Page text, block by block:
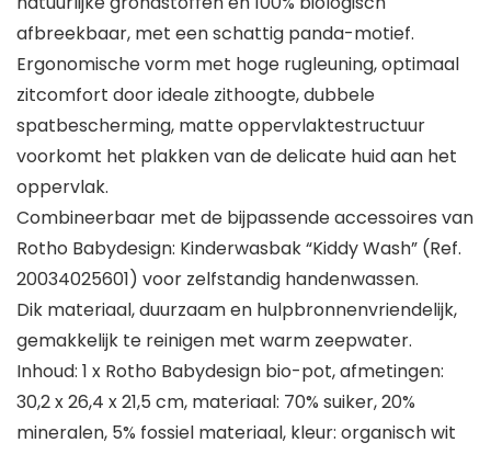
afbreekbaar, met een schattig panda-motief.
Ergonomische vorm met hoge rugleuning, optimaal
zitcomfort door ideale zithoogte, dubbele
spatbescherming, matte oppervlaktestructuur
voorkomt het plakken van de delicate huid aan het
oppervlak.
Combineerbaar met de bijpassende accessoires van
Rotho Babydesign: Kinderwasbak “Kiddy Wash” (Ref.
20034025601) voor zelfstandig handenwassen.
Dik materiaal, duurzaam en hulpbronnenvriendelijk,
gemakkelijk te reinigen met warm zeepwater.
Inhoud: 1 x Rotho Babydesign bio-pot, afmetingen:
30,2 x 26,4 x 21,5 cm, materiaal: 70% suiker, 20%
mineralen, 5% fossiel materiaal, kleur: organisch wit